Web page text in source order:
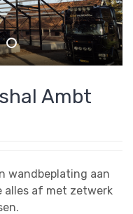
Ambt
wandbeplating aan
alles af met zetwerk